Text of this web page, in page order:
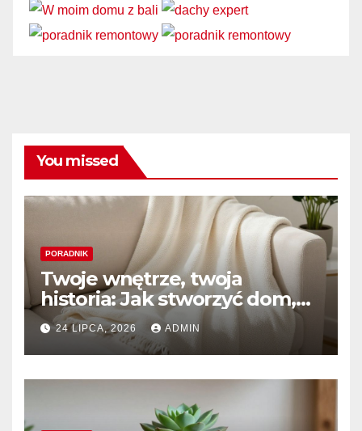
You missed
PORADNIK
Twoje wnętrze, twoja
historia: Jak stworzyć dom,
który naprawdę kochasz
24 LIPCA, 2026 ADMIN